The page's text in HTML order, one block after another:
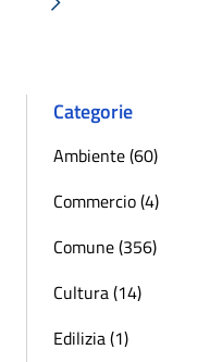
Successiva »
Categorie
Ambiente (60)
Commercio (4)
Comune (356)
Cultura (14)
Edilizia (1)